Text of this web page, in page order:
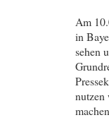
Am
in
sehen
nutzen